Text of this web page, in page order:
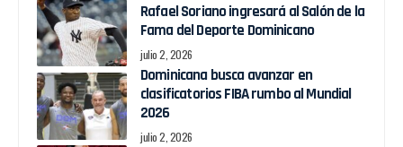
Rafael Soriano ingresará al Salón de la
Fama del Deporte Dominicano
julio 2, 2026
Dominicana busca avanzar en
clasificatorios FIBA rumbo al Mundial
2026
julio 2, 2026